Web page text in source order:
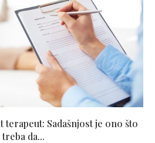
terapeut: Sadašnjost je ono što
treba da...